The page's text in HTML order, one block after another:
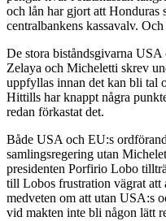
och lån har gjort att Honduras
centralbankens kassavalv.
De stora biståndsgivarna
Zelaya och Micheletti skrev
uppfyllas innan det kan bli tal
Hittills har knappt några
redan förkastat det.
Både USA och EU:s
samlingsregering utan
presidenten Porfirio Lobo
till Lobos frustration vägrat
medveten om att utan USA:s
vid makten inte bli någon lätt